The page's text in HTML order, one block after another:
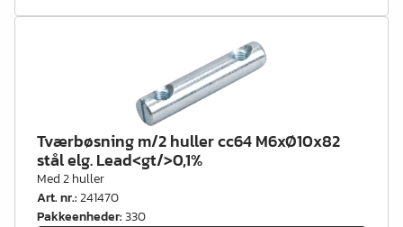
Tværbøsning m/2 huller cc64 M6xØ10x82
stål elg. Lead<gt/>0,1%
Med 2 huller
Art. nr.:241470
Pakkeenheder:330